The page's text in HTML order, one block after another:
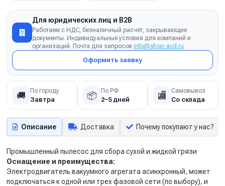
Для юридических лиц и B2B
Работаем с НДС, безналичный расчёт, закрывающие
документы. Индивидуальные условия для компаний и
организаций. Почта для запросов info@shop-avd.ru
Оформить заявку
🚚 По городу
Завтра 📦 По РФ
2–5 дней 🏬 Самовывоз
Со склада
Описание Доставка Почему покупают у нас?
Промышленный пылесос для сбора сухой и жидкой грязи
Оснащение и преимущества:
Электродвигатель вакуумного агрегата асинхронный, может
подключаться к одной или трех фазовой сети (по выбору), и